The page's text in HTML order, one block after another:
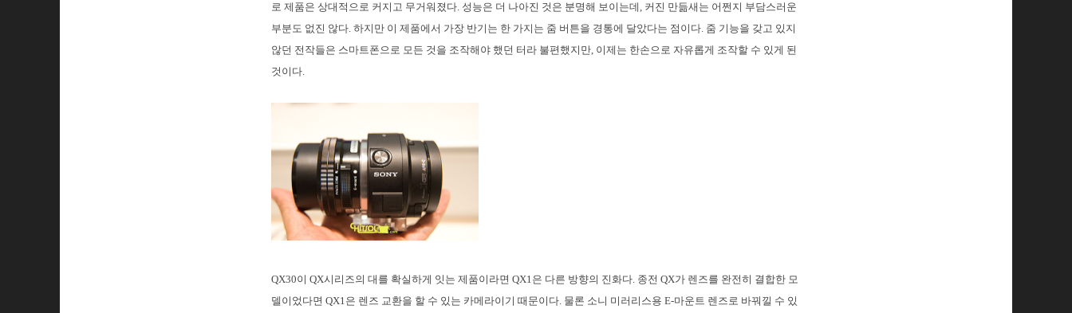
로 제품은 상대적으로 커지고 무거워졌다. 성능은 더 나아진 것은 분명해 보이는데, 커진 만듦새는 어쩐지 부담스러운
부분도 없진 않다. 하지만 이 제품에서 가장 반기는 한 가지는 줌 버튼을 경통에 달았다는 점이다. 줌 기능을 갖고 있지
않던 전작들은 스마트폰으로 모든 것을 조작해야 했던 터라 불편했지만, 이제는 한손으로 자유롭게 조작할 수 있게 된
것이다.
QX30이 QX시리즈의 대를 확실하게 잇는 제품이라면 QX1은 다른 방향의 진화다. 종전 QX가 렌즈를 완전히 결합한 모
델이었다면 QX1은 렌즈 교환을 할 수 있는 카메라이기 때문이다. 물론 소니 미러리스용 E-마운트 렌즈로 바꿔낄 수 있